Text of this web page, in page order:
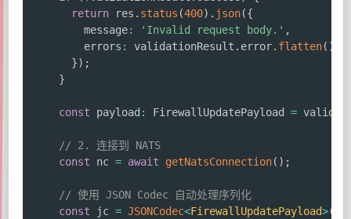
return res . status (400) . json({
        message
: 'Invalid request body.' ,
        errors
: validationResult . error. flatten( )
}) ;
}
const payload : FirewallUpdatePayload =
// 2. 连接到 NATS
const nc = await getNatsConnection( ) ;
// 使用 JSON Codec 自动处理序列化
const jc = JSONCodec<FirewallUpdatePayload>(